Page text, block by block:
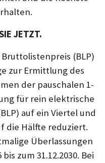
JETZT.
(BLP)
zur Ermittlung des
der pauschalen 1-
für rein elektrische
auf ein Viertel und
die Hälfte reduziert.
Überlassungen
zum 31.12.2030. Bei